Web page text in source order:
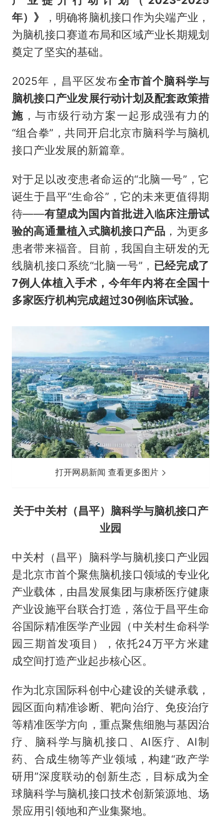
年）》
，明确将脑机接口作为尖端产业，
为脑机接口赛道布局和区域产业长期规划
奠定了坚实的基础。
2025年，昌平区发布全市首个脑科学与
脑机接口产业发展行动计划及配套政策措
施 ，与市级行动方案一起形成强有力的
“组合拳”，共同开启北京市脑科学与脑机
接口产业发展的新篇章。
对于足以改变患者命运的“北脑一号”，它
诞生于昌平“生命谷”，它的未来更值得期
待——有望成为国内首批进入临床注册试
验的高通量植入式脑机接口产品 ，为更多
患者带来福音。目前，我国自主研发的无
线脑机接口系统“北脑一号”， 已经完成了
7例人体植入手术，今年年内将在全国十
多家医疗机构完成超过30例临床试验。
打开网易新闻 查看更多图片
关于中关村（昌平）脑科学与脑机接口产
业园
中关村（昌平）脑科学与脑机接口产业园
是北京市首个聚焦脑机接口领域的专业化
产业载体，由昌发展集团与康桥医疗健康
产业设施平台联合打造，落位于昌平生命
谷国际精准医学产业园（中关村生命科学
园三期首发项目），依托24万平方米建
成空间打造产业起步核心区。
作为北京国际科创中心建设的关键承载，
园区面向精准诊断、靶向治疗、免疫治疗
等精准医学方向，重点聚焦细胞与基因治
疗、脑科学与脑机接口、AI医疗、AI制
药、合成生物等产业领域，构建“政产学
研用”深度联动的创新生态，目标成为全
球脑科学与脑机接口技术创新策源地、场
景应用引领地和产业集聚地。